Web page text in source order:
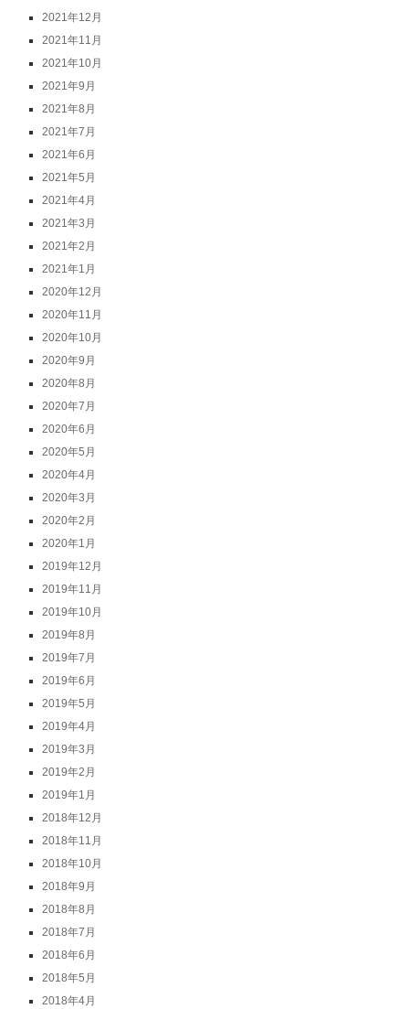
2021年12月
2021年11月
2021年10月
2021年9月
2021年8月
2021年7月
2021年6月
2021年5月
2021年4月
2021年3月
2021年2月
2021年1月
2020年12月
2020年11月
2020年10月
2020年9月
2020年8月
2020年7月
2020年6月
2020年5月
2020年4月
2020年3月
2020年2月
2020年1月
2019年12月
2019年11月
2019年10月
2019年8月
2019年7月
2019年6月
2019年5月
2019年4月
2019年3月
2019年2月
2019年1月
2018年12月
2018年11月
2018年10月
2018年9月
2018年8月
2018年7月
2018年6月
2018年5月
2018年4月